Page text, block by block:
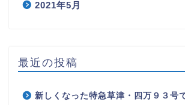
2021年5月
最近の投稿
新しくなった特急草津・四万９３号